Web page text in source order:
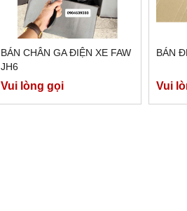
BÁN CHÂN GA ĐIỆN XE FAW
JH6
Vui lòng gọi
BÁN
Vui